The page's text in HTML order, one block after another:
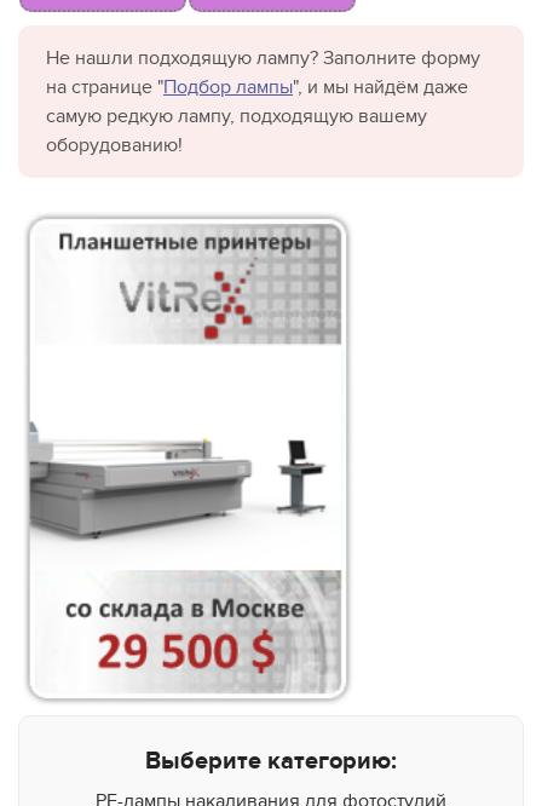
Не нашли подходящую лампу? Заполните форму
на странице "Подбор лампы", и мы найдём даже
самую редкую лампу, подходящую вашему
оборудованию!
Выберите категорию:
PF-лампы накаливания для фотостудий